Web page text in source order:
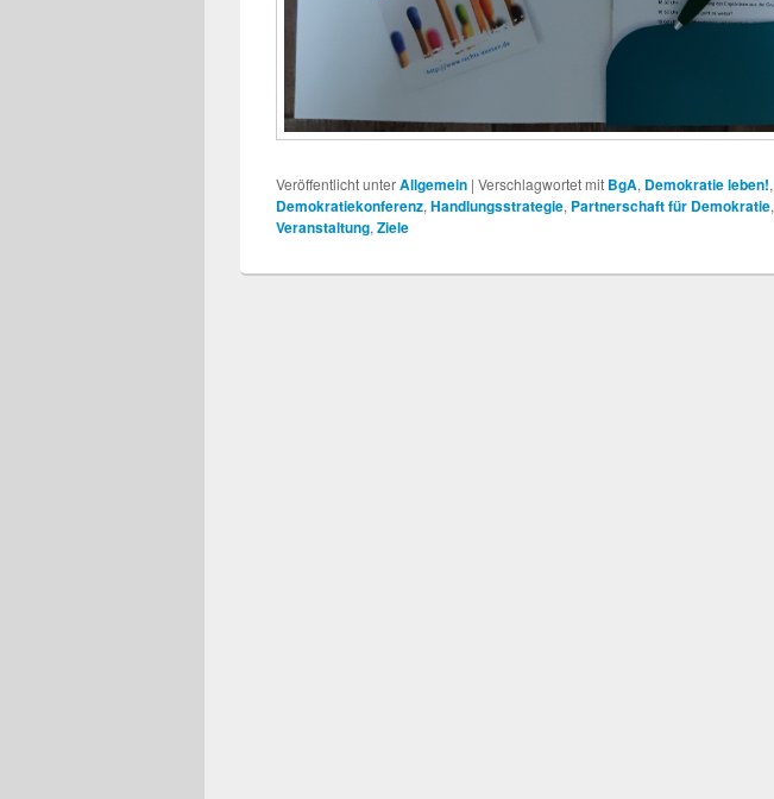
Veröffentlicht unterAllgemein | Verschlagwortet mit BgA, Demokratie leben!,
Demokratiekonferenz, Handlungsstrategie, Partnerschaft für Demokratie,
Veranstaltung, Ziele